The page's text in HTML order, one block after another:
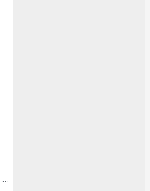
SIGUR. VENTIL UN 3/4 6 bar CALEFFI